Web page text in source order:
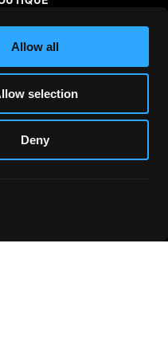
Allow all
selection
Deny
PRODOTTI –